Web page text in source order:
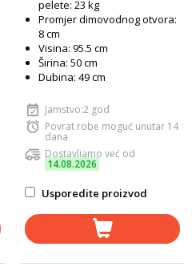
pelete: 23 kg
Promjer dimovodnog otvora:
8 cm
Visina: 95.5 cm
Širina: 50 cm
Dubina: 49 cm
Jamstvo:2 god
Povrat robe moguć unutar 14
dana
Dostavljamo već od
14.08.2026
Usporedite proizvod